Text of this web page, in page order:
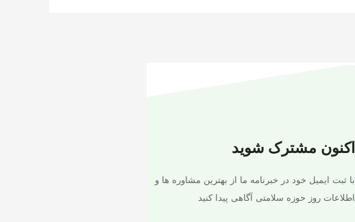
اکنون مشترک شوید
با ثبت ایمیل خود در خبرنامه ما از بهترین مشاوره ها و
اطلاعات روز حوزه سلامتی آگاهی پیدا کنید